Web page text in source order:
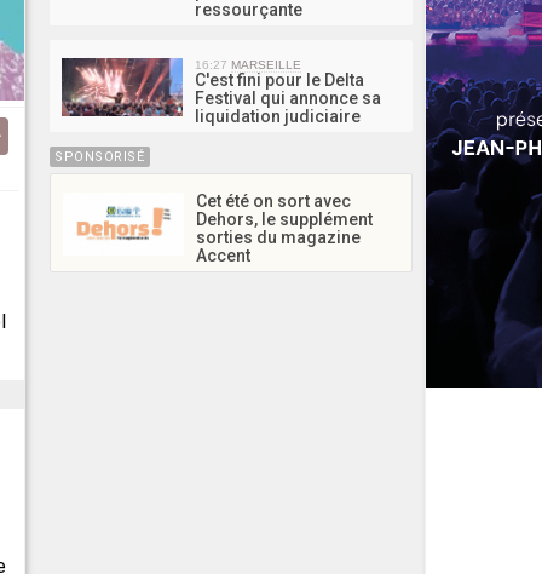
ressourçante
16:27 MARSEILLE
C'est fini pour le Delta
Festival qui annonce sa
liquidation judiciaire
SPONSORISÉ
Cet été on sort avec
Dehors, le supplément
sorties du magazine
Accent